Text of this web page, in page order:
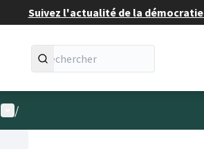
Suivez l'actualité de la démocratie
Menu utilisateur
/